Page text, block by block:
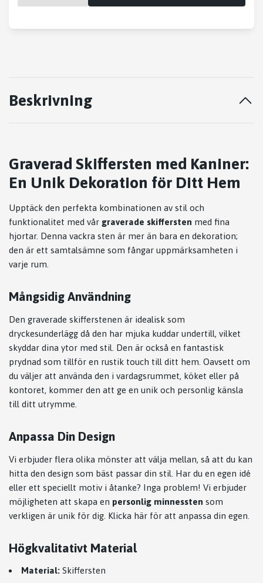
Beskrivning
Graverad Skiffersten med Kaniner:
En Unik Dekoration för Ditt Hem
Upptäck den perfekta kombinationen av stil och
funktionalitet med vår graverade skiffersten med fina
hjortar. Denna vackra sten är mer än bara en dekoration;
den är ett samtalsämne som fångar uppmärksamheten i
varje rum.
Mångsidig Användning
Den graverade skifferstenen är idealisk som
dryckesunderlägg då den har mjuka kuddar undertill, vilket
skyddar dina ytor med stil. Den är också en fantastisk
prydnad som tillför en rustik touch till ditt hem. Oavsett om
du väljer att använda den i vardagsrummet, köket eller på
kontoret, kommer den att ge en unik och personlig känsla
till ditt utrymme.
Anpassa Din Design
Vi erbjuder flera olika mönster att välja mellan, så att du kan
hitta den design som bäst passar din stil. Har du en egen idé
eller ett speciellt motiv i åtanke? Inga problem! Vi erbjuder
möjligheten att skapa en personlig minnessten som
verkligen är unik för dig. Klicka här för att anpassa din egen
Högkvalitativt Material
Material: Skiffersten